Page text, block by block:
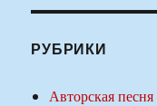
РУБРИКИ
Авторская